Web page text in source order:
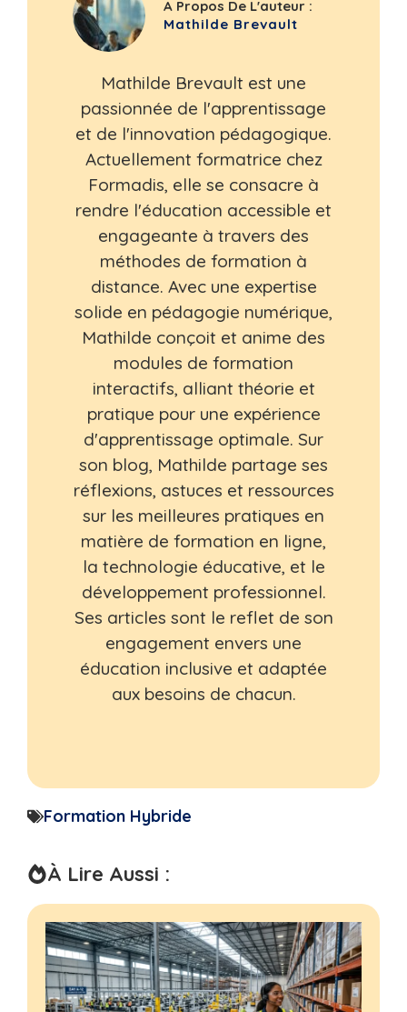
A Propos De L'auteur :
Mathilde Brevault
Mathilde Brevault est une
passionnée de l'apprentissage
et de l'innovation pédagogique.
Actuellement formatrice chez
Formadis, elle se consacre à
rendre l'éducation accessible et
engageante à travers des
méthodes de formation à
distance. Avec une expertise
solide en pédagogie numérique,
Mathilde conçoit et anime des
modules de formation
interactifs, alliant théorie et
pratique pour une expérience
d'apprentissage optimale. Sur
son blog, Mathilde partage ses
réflexions, astuces et ressources
sur les meilleures pratiques en
matière de formation en ligne,
la technologie éducative, et le
développement professionnel.
Ses articles sont le reflet de son
engagement envers une
éducation inclusive et adaptée
aux besoins de chacun.
Formation Hybride
À Lire Aussi :